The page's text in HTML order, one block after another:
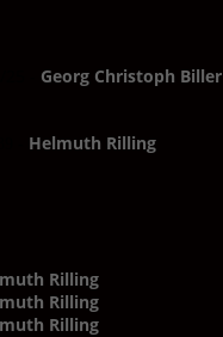
- Georg Christoph Biller
- Helmuth Rilling
Rilling
Rilling
Rilling